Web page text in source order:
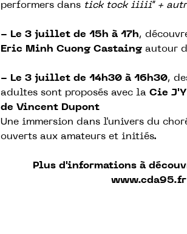
performers dans tick tock iiiii" +
- Le 3 juillet de 15h à 17h,
Eric Minh Cuong Castaing autour
- Le 3 juillet de 14h30 à 16h30,
adultes sont proposés avec la Cie
de Vincent Dupont
Une immersion dans l'univers du
ouverts aux amateurs et initiés.
Plus d'informations à
www.cda95.fr